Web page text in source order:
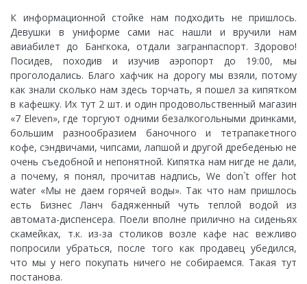
К информационной стойке нам подходить не пришлось.
Девушки в униформе сами нас нашли и вручили нам
авиабилет до Бангкока, отдали загранпаспорт. Здорово!
Посидев, походив и изучив аэропорт до 19:00, мы
проголодались. Благо хафчик на дорогу мы взяли, потому
как знали сколько нам здесь торчать, я пошел за кипятком
в кафешку. Их тут 2 шт. и один продовольственный магазин
«7 Eleven», где торгуют одними безалкогольными дринками,
большим разнообразием баночного и тетрапакетного
кофе, сэндвичами, чипсами, лапшой и другой дребеденью не
очень съедобной и непонятной. Кипятка нам нигде не дали,
а почему, я понял, прочитав надпись, We don`t offer hot
water «Мы не даем горячей воды». Так что нам пришлось
есть Бизнес Ланч бадяженный чуть теплой водой из
автомата-диспенсера. Поели вполне прилично на сиденьях
скамейках, т.к. из-за столиков возле кафе нас вежливо
попросили убраться, после того как продавец убедился,
что мы у него покупать ничего не собираемся. Такая тут
постанова.